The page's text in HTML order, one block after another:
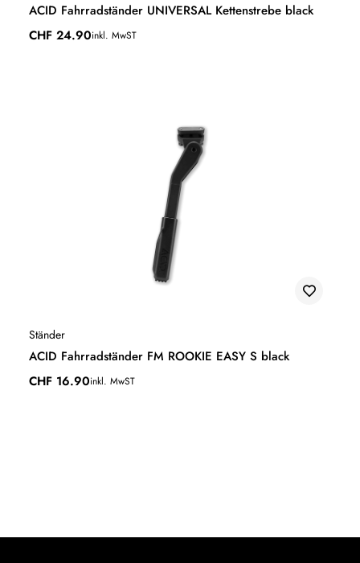
ACID Fahrradständer UNIVERSAL Kettenstrebe black
CHF 24.90inkl. MwST
Ständer
ACID Fahrradständer FM ROOKIE EASY S black
CHF 16.90inkl. MwST